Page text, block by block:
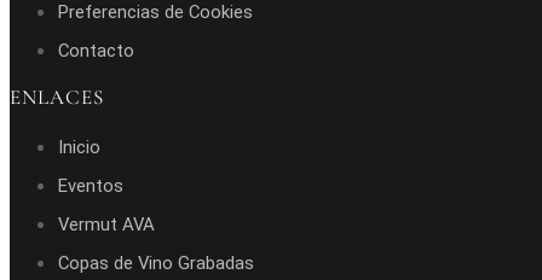
Preferencias de Cookies
Contacto
ENLACES
Inicio
Eventos
Vermut AVA
Copas de Vino Grabadas